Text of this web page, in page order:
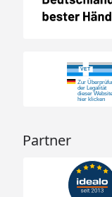
Partner